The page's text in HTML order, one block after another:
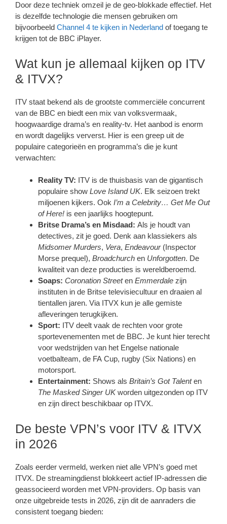
Door deze techniek omzeil je de geo-blokkade effectief. Het
is dezelfde technologie die mensen gebruiken om
bijvoorbeeld Channel 4 te kijken in Nederland of toegang te
krijgen tot de BBC iPlayer.
Wat kun je allemaal kijken op ITV
& ITVX?
ITV staat bekend als de grootste commerciële concurrent
van de BBC en biedt een mix van volksvermaak,
hoogwaardige drama’s en reality-tv. Het aanbod is enorm
en wordt dagelijks ververst. Hier is een greep uit de
populaire categorieën en programma’s die je kunt
verwachten:
Reality TV: ITV is de thuisbasis van de gigantisch
populaire show Love Island UK. Elk seizoen trekt
miljoenen kijkers. Ook I’m a Celebrity… Get Me Out
of Here! is een jaarlijks hoogtepunt.
Britse Drama’s en Misdaad: Als je houdt van
detectives, zit je goed. Denk aan klassiekers als
Midsomer Murders, Vera, Endeavour(Inspector
Morse prequel), Broadchurch en Unforgotten. De
kwaliteit van deze producties is wereldberoemd.
Soaps: Coronation Streeten Emmerdale zijn
instituten in de Britse televisiecultuur en draaien al
tientallen jaren. Via ITVX kun je alle gemiste
afleveringen terugkijken.
Sport: ITV deelt vaak de rechten voor grote
sportevenementen met de BBC. Je kunt hier terecht
voor wedstrijden van het Engelse nationale
voetbalteam, de FA Cup, rugby (Six Nations) en
motorsport.
Entertainment: Shows als Britain’s Got Talenten
The Masked Singer UKworden uitgezonden op ITV
en zijn direct beschikbaar op ITVX.
De beste VPN’s voor ITV & ITVX
in 2026
Zoals eerder vermeld, werken niet alle VPN’s goed met
ITVX. De streamingdienst blokkeert actief IP-adressen die
geassocieerd worden met VPN-providers. Op basis van
onze uitgebreide tests in 2026, zijn dit de aanraders die
consistent toegang bieden: